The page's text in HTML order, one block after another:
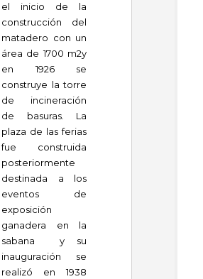
el inicio de la
construcción del
matadero con un
área de 1700 m2y
en 1926 se
construye la torre
de incineración
de basuras. La
plaza de las ferias
fue construida
posteriormente
destinada a los
eventos de
exposición
ganadera en la
sabana y su
inauguración se
realizó en 1938